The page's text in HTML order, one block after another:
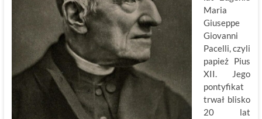
Maria
Giuseppe
Giovanni
Pacelli, czyli
papież Pius
XII. Jego
pontyfikat
trwał blisko
20 lat